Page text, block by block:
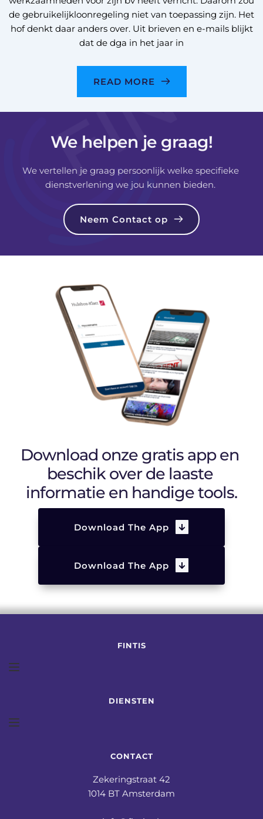
de gebruikelijkloonregeling niet van toepassing zijn. Het
hof denkt daar anders over. Uit brieven en e-mails blijkt
dat de dga in het jaar in
READ MORE
We helpen je graag!
We vertellen je graag persoonlijk welke specifieke
dienstverlening we jou kunnen bieden.
Neem Contact op
Download onze gratis app en
beschik over de laaste
informatie en handige tools.
Download The App
Download The App
FINTIS
DIENSTEN
CONTACT
Zekeringstraat 42
1014 BT Amsterdam